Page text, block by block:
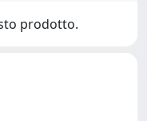
prodotto.